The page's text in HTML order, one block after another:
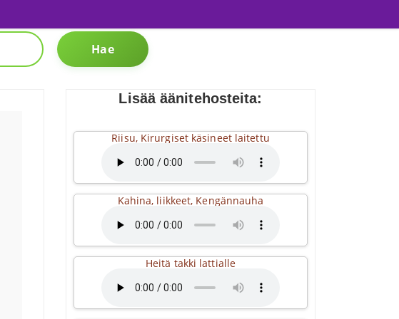
Hae
Lisää äänitehosteita:
Riisu, Kirurgiset käsineet laitettu
Kahina, liikkeet, Kengännauha
Heitä takki lattialle